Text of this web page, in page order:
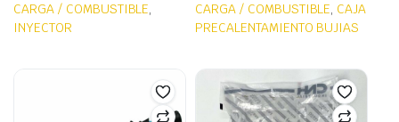
CARGA / COMBUSTIBLE,
INYECTOR
CARGA / COMBUSTIBLE, CAJA
PRECALENTAMIENTO BUJIAS